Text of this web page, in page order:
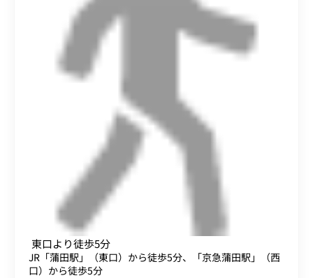
東口より徒歩5分
JR「蒲田駅」（東口）から徒歩5分、「京急蒲田駅」（西
口）から徒歩5分